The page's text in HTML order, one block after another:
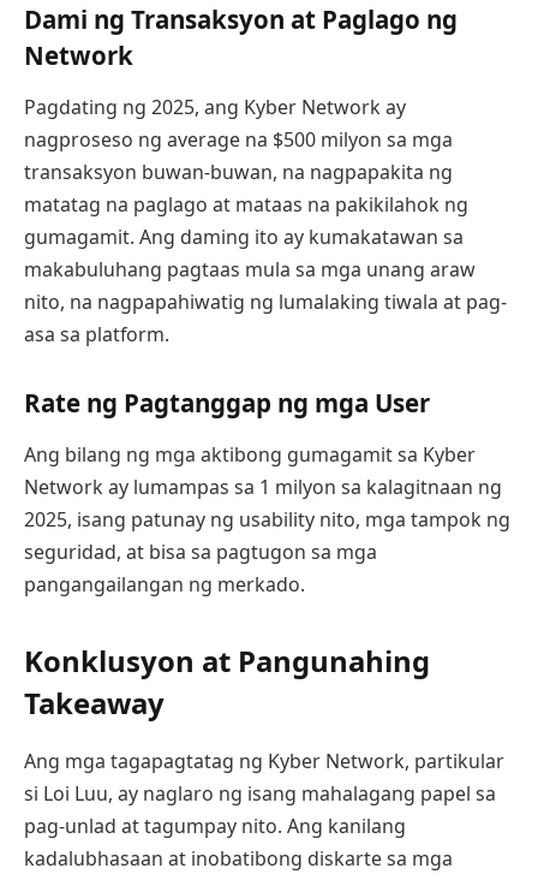
Dami ng Transaksyon at Paglago ng
Network
Pagdating ng 2025, ang Kyber Network ay
nagproseso ng average na $500 milyon sa mga
transaksyon buwan-buwan, na nagpapakita ng
matatag na paglago at mataas na pakikilahok ng
gumagamit. Ang daming ito ay kumakatawan sa
makabuluhang pagtaas mula sa mga unang araw
nito, na nagpapahiwatig ng lumalaking tiwala at pag-
asa sa platform.
Rate ng Pagtanggap ng mga User
Ang bilang ng mga aktibong gumagamit sa Kyber
Network ay lumampas sa 1 milyon sa kalagitnaan ng
2025, isang patunay ng usability nito, mga tampok ng
seguridad, at bisa sa pagtugon sa mga
pangangailangan ng merkado.
Konklusyon at Pangunahing
Takeaway
Ang mga tagapagtatag ng Kyber Network, partikular
si Loi Luu, ay naglaro ng isang mahalagang papel sa
pag-unlad at tagumpay nito. Ang kanilang
kadalubhasaan at inobatibong diskarte sa mga